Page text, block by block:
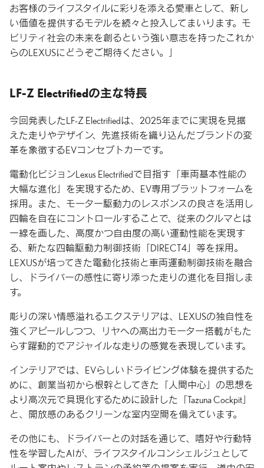
お客様のライフスタイルに彩りを添える愛車として、新し
い価値を提供するモデルを続々と投入してまいります。モ
ビリティ社会の未来を創るという強い意志を持ったこれか
らのLEXUSにどうぞご期待ください。」
LF-Z Electrifiedの主な特長
今回発表したLF-Z Electrifiedは、2025年までに実現を見据
えた走りやデザイン、先進技術を織り込んだブランドの変
革を象徴するEVコンセプトカーです。
電動化ビジョンLexus Electrifiedで目指す「車両基本性能の
大幅な進化」を実現するため、EV専用プラットフォームを
採用。また、モーター駆動力のレスポンスの良さを活用し
四輪を自在にコントロールすることで、従来のクルマとは
一線を画した、高度かつ自由度の高い運動性能を実現す
る、新たな四輪駆動力制御技術「DIRECT4」等を採用。
LEXUSが培ってきた電動化技術と車両運動制御技術を融合
し、ドライバーの感性に寄り添った走りの進化を目指しま
す。
彫りの深い情感溢れるエクステリアは、LEXUSの独自性を
強くアピールしつつ、リヤへの高出力モーター搭載がもた
らす躍動的でアジャイルな走りの感覚を表現しています。
インテリアでは、EVらしいドライビング体験を提供するた
めに、創業当初から根幹としてきた「人間中心」の思想を
より高次元で具現化するために設計した「Tazuna Cockpit」
と、開放感のあるクリーンな室内空間を備えています。
その他にも、ドライバーとの対話を通じて、嗜好や行動特
性を学習したAIが、ライフスタイルコンシェルジュとして